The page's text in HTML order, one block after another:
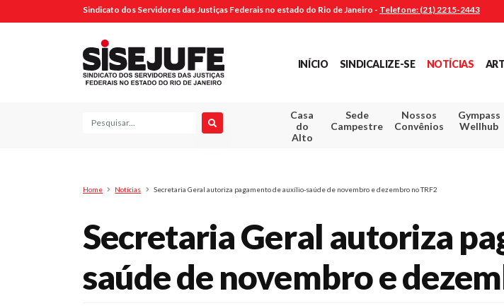
Sindicato dos Servidores das Justiças Federais no estado do Rio de Janeiro - Telefone: (21) 2215-2443
INÍCIO SINDICALIZE-SE NOTÍCIAS
Pesquisa
Casa
do
Alto
Sede
Campestre
Nossos
Convênios
Gympass
Wellhub
Home Notícias Secretaria Geral autoriza pagamento de auxílio-saúde de novembro e dezembro no TRF2
Secretaria Geral autoriza
saúde de novembro e